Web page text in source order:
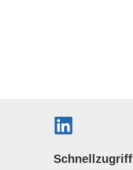
Schnellzugriff